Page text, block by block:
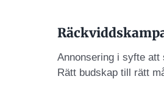
Annonsering i syfte att
Rätt budskap till rätt